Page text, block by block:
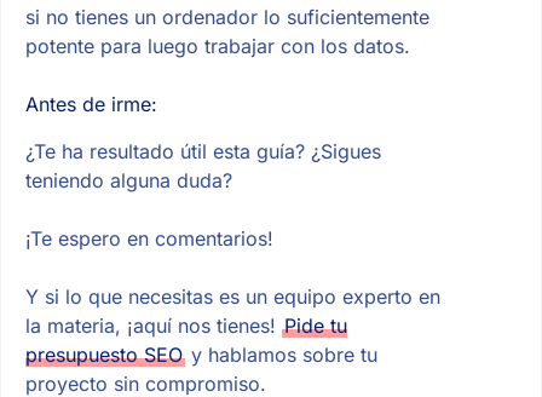
si no tienes un ordenador lo suficientemente
potente para luego trabajar con los datos.
Antes de irme:
¿Te ha resultado útil esta guía? ¿Sigues
teniendo alguna duda?
¡Te espero en comentarios!
Y si lo que necesitas es un equipo experto en
la materia, ¡aquí nos tienes! Pide tu
presupuesto SEOy hablamos sobre tu
proyecto sin compromiso.